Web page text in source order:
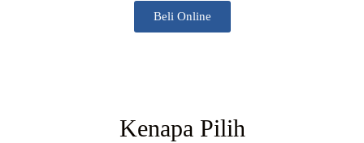
Beli Online
Kenapa Pilih